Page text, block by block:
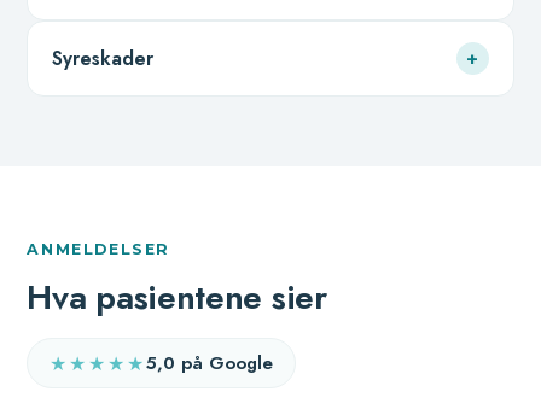
Syreskader +
ANMELDELSER
Hva pasientene sier
★★★★★5,0 på Google